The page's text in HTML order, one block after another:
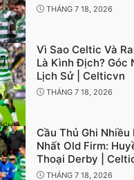
Rangers
THÁNG 7 18, 2026
Vì Sao Celtic Và
Là Kình Địch? Góc
Lịch Sử | Celticvn
THÁNG 7 18, 2026
Cầu Thủ Ghi Nhiều
Nhất Old Firm:
Thoại Derby |
THÁNG 7 18, 2026